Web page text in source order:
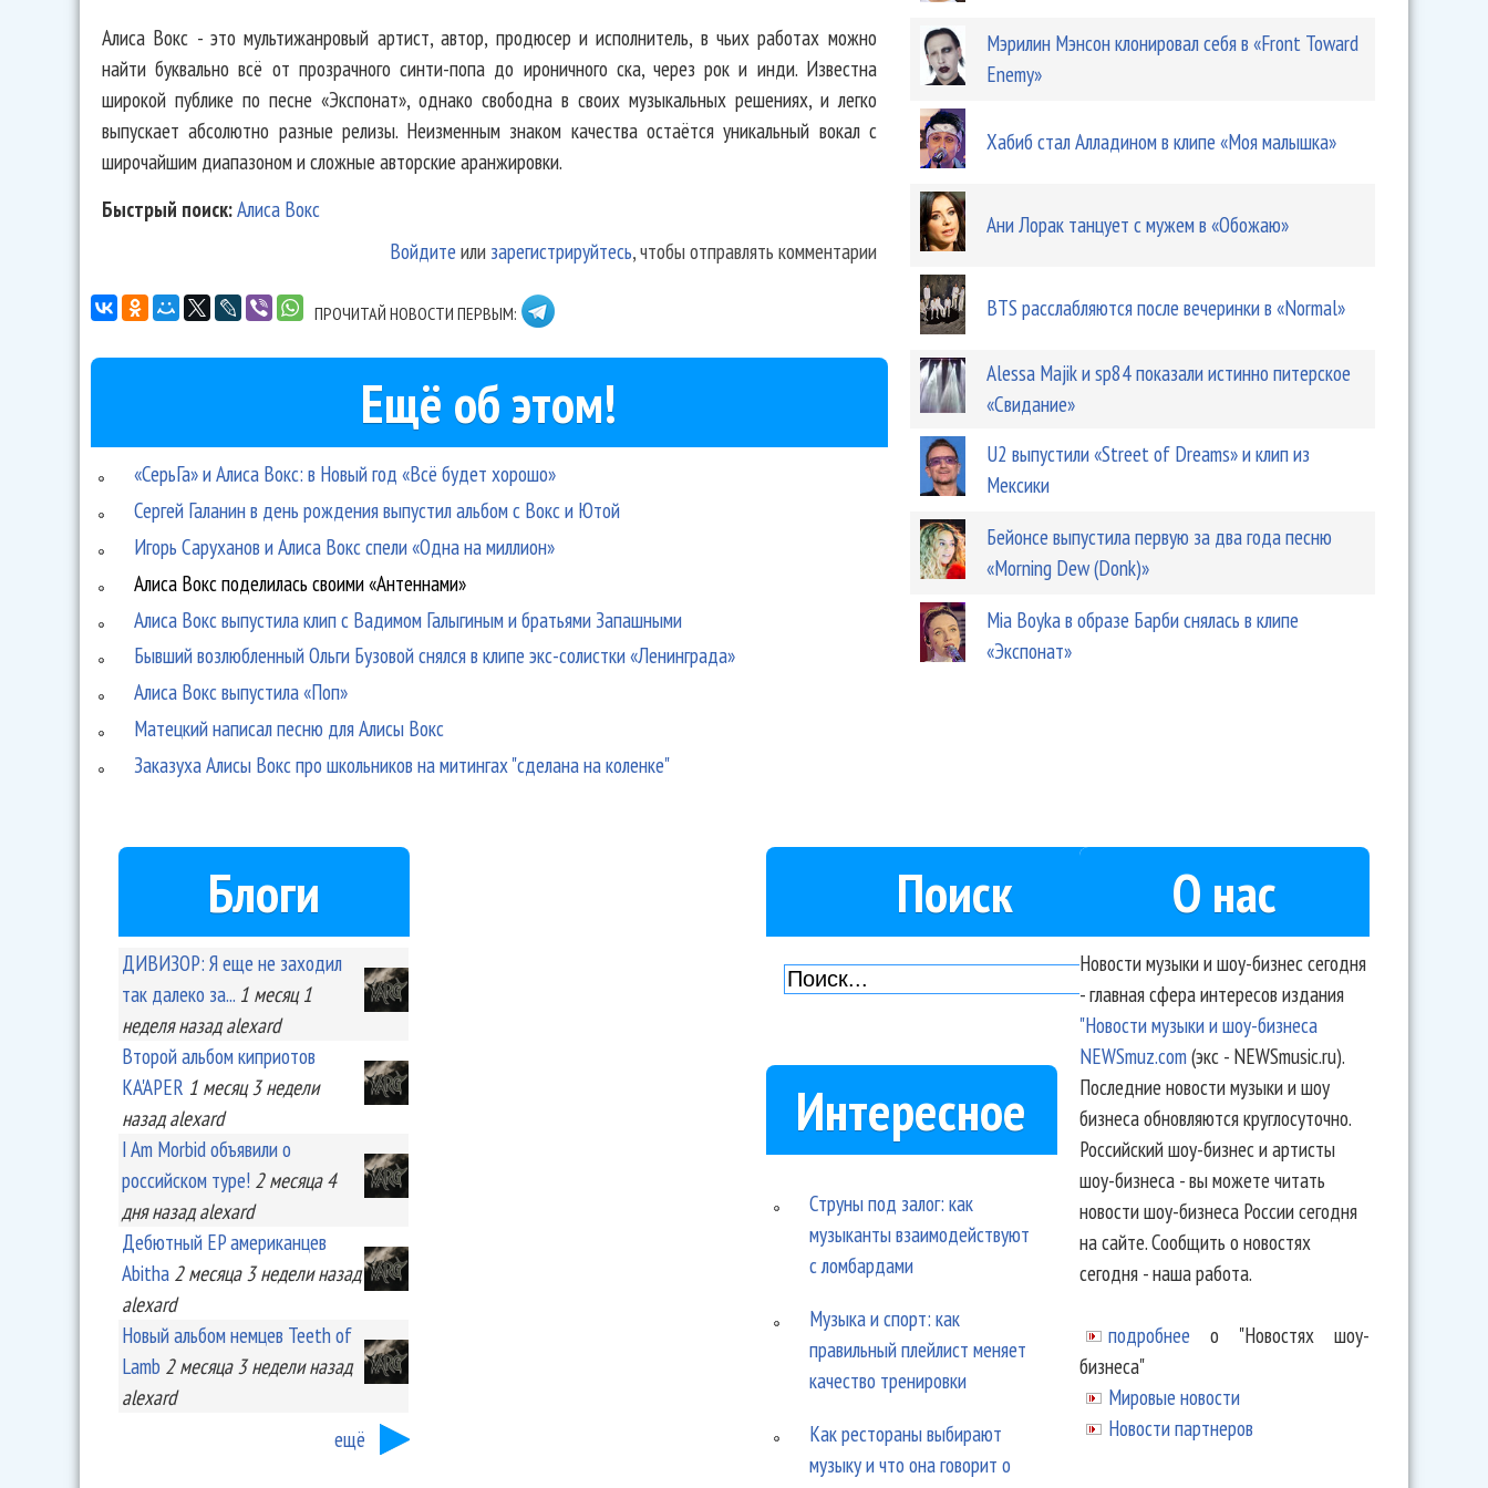
Алиса Вокс - это мультижанровый артист, автор, продюсер и исполнитель, в чьих работах можно
найти буквально всё от прозрачного синти-попа до ироничного ска, через рок и инди. Известна
широкой публике по песне «Экспонат», однако свободна в своих музыкальных решениях, и легко
выпускает абсолютно разные релизы. Неизменным знаком качества остаётся уникальный вокал с
широчайшим диапазоном и сложные авторские аранжировки.
Быстрый поиск:Алиса Вокс
Войдите или зарегистрируйтесь, чтобы отправлять комментарии
ПРОЧИТАЙ НОВОСТИ ПЕРВЫМ:
Ещё об этом!
«СерьГа» и Алиса Вокс: в Новый год «Всё будет хорошо»
Сергей Галанин в день рождения выпустил альбом с Вокс и Ютой
Игорь Саруханов и Алиса Вокс спели «Одна на миллион»
Алиса Вокс поделилась своими «Антеннами»
Алиса Вокс выпустила клип с Вадимом Галыгиным и братьями Запашными
Бывший возлюбленный Ольги Бузовой снялся в клипе экс-солистки «Ленинграда»
Алиса Вокс выпустила «Поп»
Матецкий написал песню для Алисы Вокс
Заказуха Алисы Вокс про школьников на митингах "сделана на коленке"
Мэрилин Мэнсон клонировал себя в «Front Toward
Enemy»
Хабиб стал Алладином в клипе «Моя малышка»
Ани Лорак танцует с мужем в «Обожаю»
BTS расслабляются после вечеринки в «Normal»
Alessa Majik и sp84 показали истинно питерское
«Свидание»
U2 выпустили «Street of Dreams» и клип из
Мексики
Бейонсе выпустила первую за два года песню
«Morning Dew (Donk)»
Mia Boyka в образе Барби снялась в клипе
«Экспонат»
Блоги
ДИВИЗОР: Я еще не заходил
так далеко за... 1 месяц 1
неделяназад alexard
Второй альбом киприотов
KA'APER 1 месяц 3 недели
назад alexard
I Am Morbid объявили о
российском туре! 2 месяца 4
дняназад alexard
Дебютный EP американцев
Abitha 2 месяца 3 неделиназад
alexard
Новый альбом немцев Teeth of
Lamb 2 месяца 3 неделиназад
alexard
ещё
Поиск
Интересное
Струны под залог: как
музыканты взаимодействуют
с ломбардами
Музыка и спорт: как
правильный плейлист меняет
качество тренировки
Как рестораны выбирают
музыку и что она говорит о
О нас
Новости музыки и шоу-бизнес сегодня
- главная сфера интересов издания
"Новости музыки и шоу-бизнеса
NEWSmuz.com(экс - NEWSmusic.ru).
Последние новости музыки и шоу
бизнеса обновляются круглосуточно.
Российский шоу-бизнес и артисты
шоу-бизнеса - вы можете читать
новости шоу-бизнеса России сегодня
на сайте. Сообщить о новостях
сегодня - наша работа.
подробнее о "Новостях шоу-
бизнеса"
Мировые новости
Новости партнеров